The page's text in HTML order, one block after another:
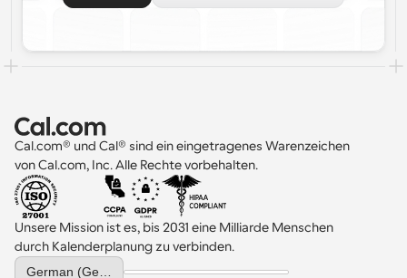
Cal.com® und Cal® sind ein eingetragenes Warenzeichen
von Cal.com, Inc. Alle Rechte vorbehalten.
Unsere Mission ist es, bis 2031 eine Milliarde Menschen
durch Kalenderplanung zu verbinden.
Select Language